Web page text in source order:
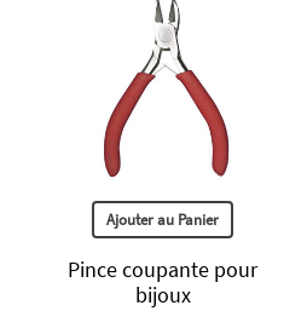
Ajouter au Panier
Pince coupante pour
bijoux